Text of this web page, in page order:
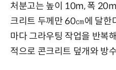
처분고는 높이 10m, 폭
크리트 두께만 60㎝에 달한
마다 그라우팅 작업을 반복
적으로 콘크리트 덮개와 방